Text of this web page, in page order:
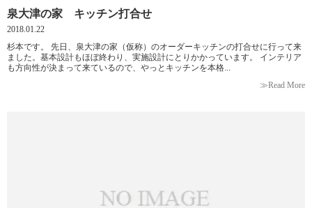
泉大津の家 キッチン打合せ
2018.01.22
杉本です。 先日、泉大津の家（仮称）のオーダーキッチンの打合せに行って来
ました。基本設計もほぼ終わり、実施設計にとりかかっています。 インテリア
も方向性が決まって来ているので、やっとキッチンを本格...
≫Read More